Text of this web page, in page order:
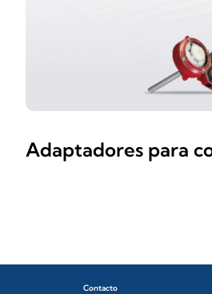
Adaptadores para
Contacto